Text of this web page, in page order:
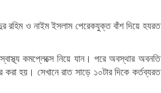
রহিম ও নাইম ইসলাম পেরেকযুক্ত বাঁশ দিয়ে হযরত
কমপ্লেক্সে নিয়ে যান। পরে অবস্থার অবনতি
হয়। সেখানে রাত সাড়ে ১০টার দিকে কর্তব্যরত